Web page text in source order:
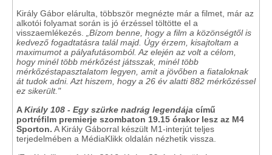
Király Gábor elárulta, többször megnézte már a filmet, már az
alkotói folyamat során is jó érzéssel töltötte el a
visszaemlékezés.
„Bízom benne, hogy a film a közönségtől is
kedvező fogadtatásra talál majd. Úgy érzem, kisajtoltam a
maximumot a pályafutásomból. Az elején az volt a célom,
hogy minél több mérkőzést játsszak, minél több
mérkőzéstapasztalatom legyen, amit a jövőben a fiataloknak
át tudok adni. Azt hiszem, hogy a 26 év alatti 882 mérkőzéssel
ez sikerült."
AKirály 108 - Egy szürke nadrág legendája című
portréfilm premierje szombaton 19.15 órakor lesz az M4
Sporton. A Király Gáborral készült M1-interjút teljes
terjedelmében a MédiaKlikk oldalán nézhetik vissza.